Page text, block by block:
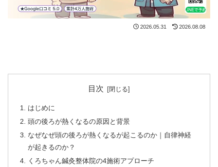
2026.05.31 2026.08.08
目次
はじめに
頭の後ろが熱くなるの原因と背景
なぜなぜ頭の後ろが熱くなるが起こるのか｜自律神経
が起きるのか？
くろちゃん鍼灸整体院の4施術アプローチ